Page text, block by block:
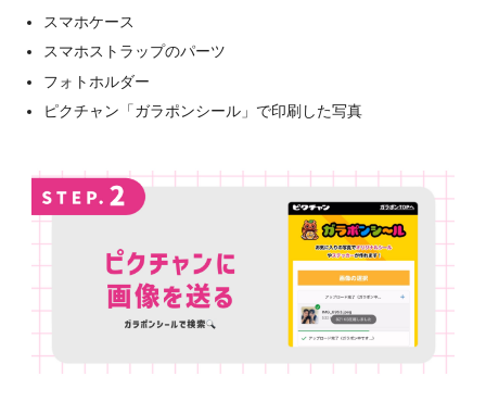
スマホケース
スマホストラップのパーツ
フォトホルダー
ピクチャン「ガラポンシール」で印刷した写真